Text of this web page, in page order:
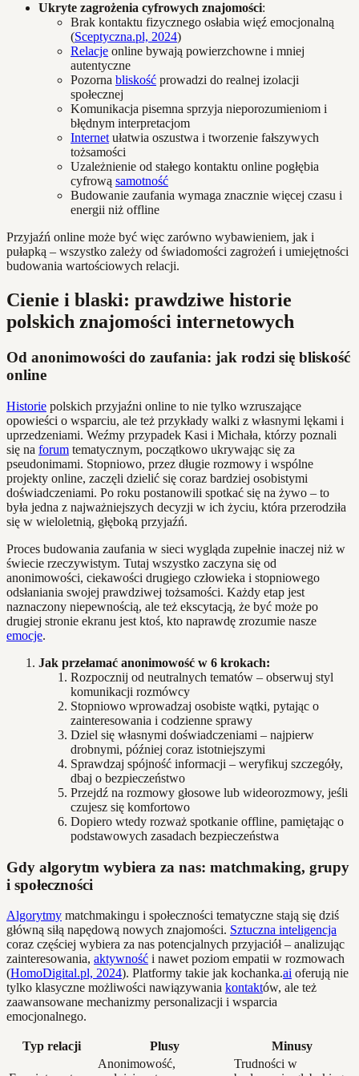
Ukryte zagrożenia cyfrowych znajomości:
Brak kontaktu fizycznego osłabia więź emocjonalną
(Sceptyczna.pl, 2024)
Relacje online bywają powierzchowne i mniej
autentyczne
Pozorna bliskość prowadzi do realnej izolacji
społecznej
Komunikacja pisemna sprzyja nieporozumieniom i
błędnym interpretacjom
Internet ułatwia oszustwa i tworzenie fałszywych
tożsamości
Uzależnienie od stałego kontaktu online pogłębia
cyfrową samotność
Budowanie zaufania wymaga znacznie więcej czasu i
energii niż offline
Przyjaźń online może być więc zarówno wybawieniem, jak i
pułapką – wszystko zależy od świadomości zagrożeń i umiejętności
budowania wartościowych relacji.
Cienie i blaski: prawdziwe historie
polskich znajomości internetowych
Od anonimowości do zaufania: jak rodzi się bliskość
online
Historie polskich przyjaźni online to nie tylko wzruszające
opowieści o wsparciu, ale też przykłady walki z własnymi lękami i
uprzedzeniami. Weźmy przypadek Kasi i Michała, którzy poznali
się na forum tematycznym, początkowo ukrywając się za
pseudonimami. Stopniowo, przez długie rozmowy i wspólne
projekty online, zaczęli dzielić się coraz bardziej osobistymi
doświadczeniami. Po roku postanowili spotkać się na żywo – to
była jedna z najważniejszych decyzji w ich życiu, która przerodziła
się w wieloletnią, głęboką przyjaźń.
Proces budowania zaufania w sieci wygląda zupełnie inaczej niż w
świecie rzeczywistym. Tutaj wszystko zaczyna się od
anonimowości, ciekawości drugiego człowieka i stopniowego
odsłaniania swojej prawdziwej tożsamości. Każdy etap jest
naznaczony niepewnością, ale też ekscytacją, że być może po
drugiej stronie ekranu jest ktoś, kto naprawdę zrozumie nasze
emocje.
Jak przełamać anonimowość w 6 krokach:
Rozpocznij od neutralnych tematów – obserwuj styl
komunikacji rozmówcy
Stopniowo wprowadzaj osobiste wątki, pytając o
zainteresowania i codzienne sprawy
Dziel się własnymi doświadczeniami – najpierw
drobnymi, później coraz istotniejszymi
Sprawdzaj spójność informacji – weryfikuj szczegóły,
dbaj o bezpieczeństwo
Przejdź na rozmowy głosowe lub wideorozmowy, jeśli
czujesz się komfortowo
Dopiero wtedy rozważ spotkanie offline, pamiętając o
podstawowych zasadach bezpieczeństwa
Gdy algorytm wybiera za nas: matchmaking, grupy
i społeczności
Algorytmy matchmakingu i społeczności tematyczne stają się dziś
główną siłą napędową nowych znajomości. Sztuczna inteligencja
coraz częściej wybiera za nas potencjalnych przyjaciół – analizując
zainteresowania, aktywność i nawet poziom empatii w rozmowach
(HomoDigital.pl, 2024). Platformy takie jak kochanka.ai oferują nie
tylko klasyczne możliwości nawiązywania kontaktów, ale też
zaawansowane mechanizmy personalizacji i wsparcia
emocjonalnego.
Typ relacji Plusy Minusy
Anonimowość,
Trudności w